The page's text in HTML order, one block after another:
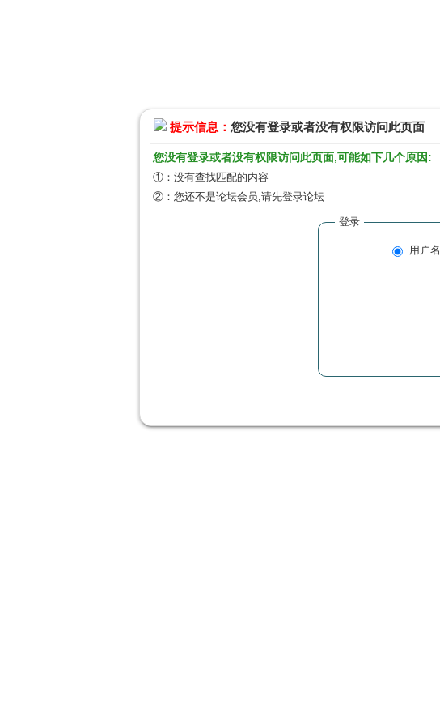
提示信息： 您没有登录或者没有权限访问此页面
您没有登录或者没有权限访问此页面,可能如下几个原因:
①：没有查找匹配的内容
②：您还不是论坛会员,请先登录论坛
登录
用户名